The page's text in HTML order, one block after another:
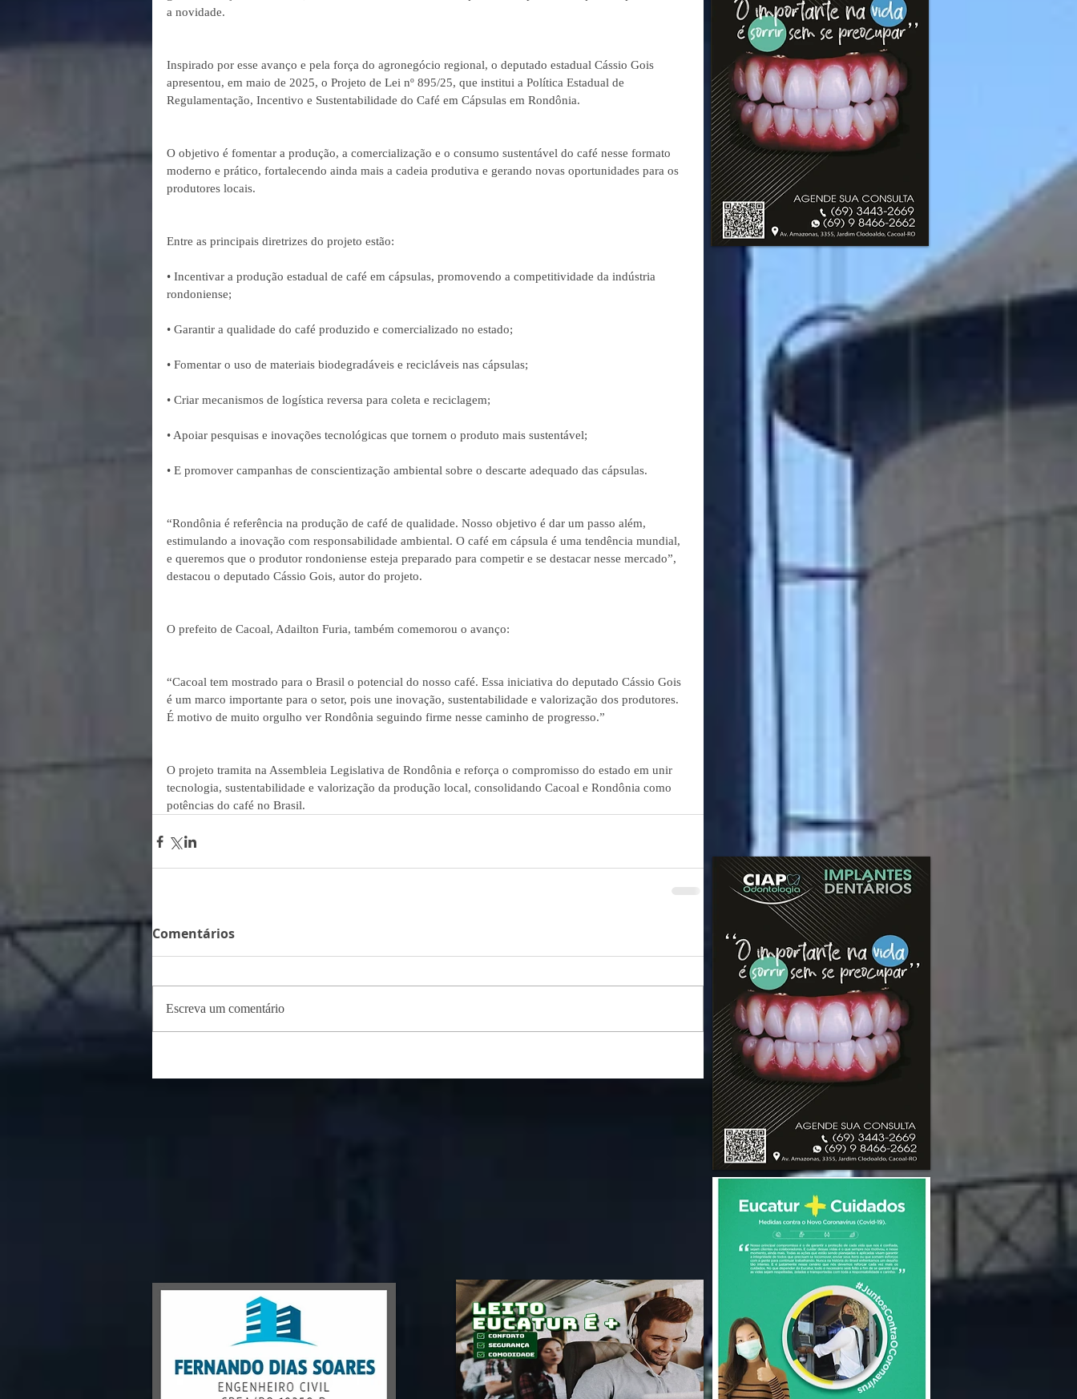
a novidade.
Inspirado por esse avanço e pela força do agronegócio regional, o deputado estadual Cássio Gois
apresentou, em maio de 2025, o Projeto de Lei nº 895/25, que institui a Política Estadual de
Regulamentação, Incentivo e Sustentabilidade do Café em Cápsulas em Rondônia.
O objetivo é fomentar a produção, a comercialização e o consumo sustentável do café nesse formato
moderno e prático, fortalecendo ainda mais a cadeia produtiva e gerando novas oportunidades para os
produtores locais.
Entre as principais diretrizes do projeto estão:
• Incentivar a produção estadual de café em cápsulas, promovendo a competitividade da indústria
rondoniense;
• Garantir a qualidade do café produzido e comercializado no estado;
• Fomentar o uso de materiais biodegradáveis e recicláveis nas cápsulas;
• Criar mecanismos de logística reversa para coleta e reciclagem;
• Apoiar pesquisas e inovações tecnológicas que tornem o produto mais sustentável;
• E promover campanhas de conscientização ambiental sobre o descarte adequado das cápsulas.
“Rondônia é referência na produção de café de qualidade. Nosso objetivo é dar um passo além,
estimulando a inovação com responsabilidade ambiental. O café em cápsula é uma tendência mundial,
e queremos que o produtor rondoniense esteja preparado para competir e se destacar nesse mercado”,
destacou o deputado Cássio Gois, autor do projeto.
O prefeito de Cacoal, Adailton Furia, também comemorou o avanço:
“Cacoal tem mostrado para o Brasil o potencial do nosso café. Essa iniciativa do deputado Cássio Gois
é um marco importante para o setor, pois une inovação, sustentabilidade e valorização dos produtores.
É motivo de muito orgulho ver Rondônia seguindo firme nesse caminho de progresso.”
O projeto tramita na Assembleia Legislativa de Rondônia e reforça o compromisso do estado em unir
tecnologia, sustentabilidade e valorização da produção local, consolidando Cacoal e Rondônia como
potências do café no Brasil.
Comentários
Escreva um comentário